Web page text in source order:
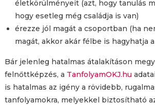
életkörülményeit (azt, hogy tanulás
hogy esetleg még családja is van)
érezze jól magát a csoportban (ha
magát, akkor akár félbe is hagyhatja
Bár jelenleg hatalmas átalakításon
felnőttképzés, a TanfolyamOKJ.hu
is hatalmas az igény a rövidebb,
tanfolyamokra, melyekkel biztosítható